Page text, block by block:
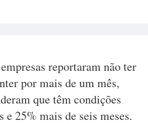
reportaram não ter
por mais de um mês,
que têm condições
e 25% mais de seis meses.